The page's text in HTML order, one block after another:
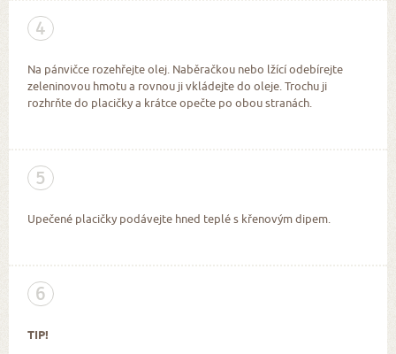
4
Na pánvičce rozehřejte olej. Naběračkou nebo lžící odebírejte
zeleninovou hmotu a rovnou ji vkládejte do oleje. Trochu ji
rozhrňte do placičky a krátce opečte po obou stranách.
5
Upečené placičky podávejte hned teplé s křenovým dipem.
6
TIP!